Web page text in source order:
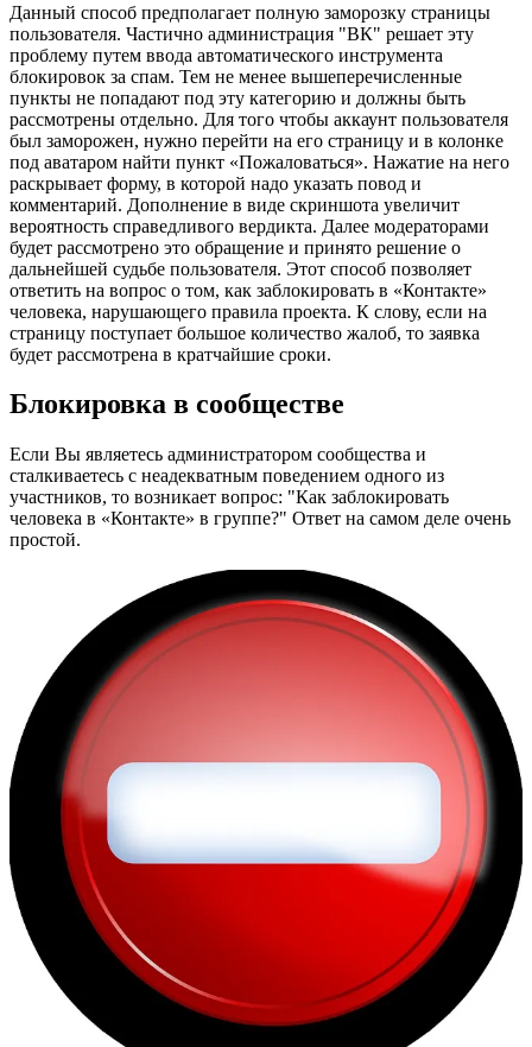
Данный способ предполагает полную заморозку страницы
пользователя. Частично администрация "ВК" решает эту
проблему путем ввода автоматического инструмента
блокировок за спам. Тем не менее вышеперечисленные
пункты не попадают под эту категорию и должны быть
рассмотрены отдельно. Для того чтобы аккаунт пользователя
был заморожен, нужно перейти на его страницу и в колонке
под аватаром найти пункт «Пожаловаться». Нажатие на него
раскрывает форму, в которой надо указать повод и
комментарий. Дополнение в виде скриншота увеличит
вероятность справедливого вердикта. Далее модераторами
будет рассмотрено это обращение и принято решение о
дальнейшей судьбе пользователя. Этот способ позволяет
ответить на вопрос о том, как заблокировать в «Контакте»
человека, нарушающего правила проекта. К слову, если на
страницу поступает большое количество жалоб, то заявка
будет рассмотрена в кратчайшие сроки.
Блокировка в сообществе
Если Вы являетесь администратором сообщества и
сталкиваетесь с неадекватным поведением одного из
участников, то возникает вопрос: "Как заблокировать
человека в «Контакте» в группе?" Ответ на самом деле очень
простой.